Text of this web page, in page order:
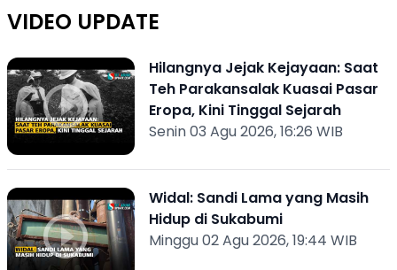
VIDEO UPDATE
Hilangnya Jejak Kejayaan: Saat
Teh Parakansalak Kuasai Pasar
Eropa, Kini Tinggal Sejarah
Senin 03 Agu 2026, 16:26 WIB
Widal: Sandi Lama yang Masih
Hidup di Sukabumi
Minggu 02 Agu 2026, 19:44 WIB